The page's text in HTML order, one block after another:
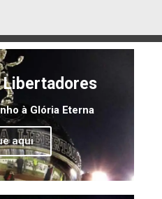
Libertadores
à Glória Eterna
aqui